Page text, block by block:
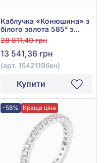
Каблучка «Конюшина» з
білого золота 585° з
фіанітом/куб.цирконієм,
чорною емаллю, арт.
1542119беч
28 811,40 грн
13 541,36 грн
(арт. 1542119беч)
Купити
-58% Краща ціна